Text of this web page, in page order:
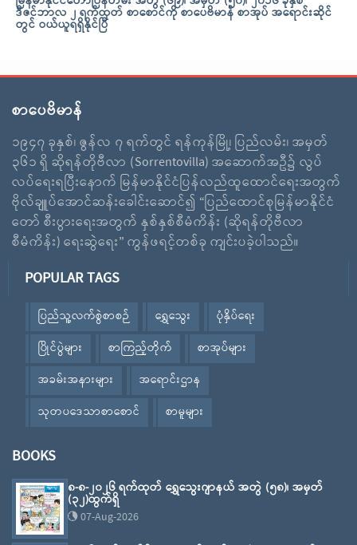
ဒီဇင်ဘာလ ၂ ရက်ထုတ် စာစောင်ကို စာပေဗိမာန် စာအုပ် အရောင်းဆိုင်
တွင် ဝယ်ယူရရှိနိုင်ပြီ
စာပေဗိမာန်
၁၉၄၇ ခုနှစ်၊ ဇွန်လ ၇ ရက်တွင် ရန်ကုန်မြို့၊ ပြည်လမ်း၊ အမှတ်
၃၆၁ ရှိ ဆိုရန်တိုဗီလာ (Sorrentovilla) အဆောက်အဦ၌ လွပ်
လပ်ရေးရပြီးနောက် မြန်မာနိုင်ငံပြန်လည်ထူထောင်ရေးအတွက်
ဗိုလ်ချူပ်အောင်ဆန်းခေါင်းဆောင်၍ “ပြည်ထောင်စုမြန်မာနိုင်ငံ
တော် စီးပွားရေးအတွက် နှစ်နှစ်စီမံကိန်း (ဆိုရန်တိုဗီလာ
စီမံကိန်း) ရေးဆွဲရေး” ကွန်ဖရင့်တစ်ခု ကျင်းပခဲ့ပါသည်။
POPULAR TAGS
ပြည်သူ့လက်စွဲစာစဉ် ရွှေသွေး
ပုံနှိပ်ရေး
ပြိုင်ပွဲများ
စာကြည့်တိုက်
စာအုပ်များ
အခမ်းအနားများ
အရောင်းဌာန
သုတပဒေသာစာစောင်
စာမူများ
BOOKS
၈-၈-၂၀၂၆ ရက်ထုတ် ရွှေသွေးဂျာနယ် အတွဲ (၅၈)၊ အမှတ်
(၃၂)ထွက်ရှိ
07-Aug-2026